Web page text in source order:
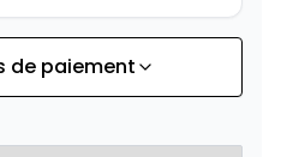
À partir de :
de paiement